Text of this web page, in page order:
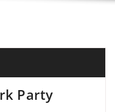
Party